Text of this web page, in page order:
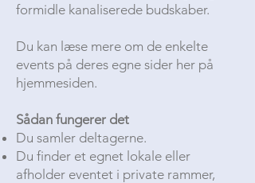
formidle kanaliserede budskaber.
Du kan læse mere om de enkelte
events på deres egne sider her på
hjemmesiden.
Sådan fungerer det
Du samler deltagerne.
Du finder et egnet lokale eller
afholder eventet i private rammer,